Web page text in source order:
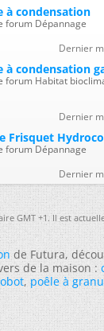
à condensation
forum Dépannage
Dernier
condensation
forum Habitat
Dernier
Frisquet
forum Dépannage
Dernier
GMT +1. Il est
de Futura,
de la maison :
,poêle à